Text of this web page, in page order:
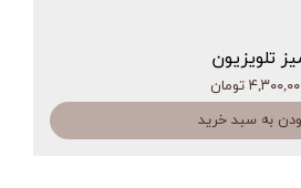
تلویزیون
تومان
به سبد خرید